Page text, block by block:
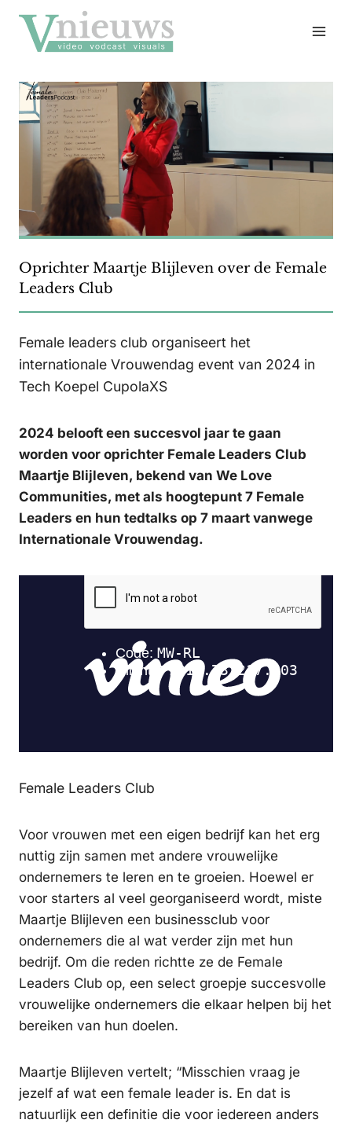
naar
inhoud
Oprichter Maartje Blijleven over de Female
Leaders Club
Female leaders club organiseert het
internationale Vrouwendag event van 2024 in
Tech Koepel CupolaXS
2024 belooft een succesvol jaar te gaan
worden voor oprichter Female Leaders Club
Maartje Blijleven, bekend van We Love
Communities, met als hoogtepunt 7 Female
Leaders en hun tedtalks op 7 maart vanwege
Internationale Vrouwendag.
Female Leaders Club
Voor vrouwen met een eigen bedrijf kan het erg
nuttig zijn samen met andere vrouwelijke
ondernemers te leren en te groeien. Hoewel er
voor starters al veel georganiseerd wordt, miste
Maartje Blijleven een businessclub voor
ondernemers die al wat verder zijn met hun
bedrijf. Om die reden richtte ze de Female
Leaders Club op, een select groepje succesvolle
vrouwelijke ondernemers die elkaar helpen bij het
bereiken van hun doelen.
Maartje Blijleven vertelt; “Misschien vraag je
jezelf af wat een female leader is. En dat is
natuurlijk een definitie die voor iedereen anders